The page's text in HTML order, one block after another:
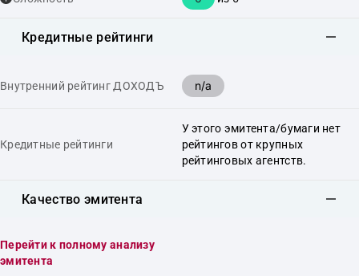
Кредитные рейтинги
Внутренний рейтинг ДОХОДЪ n/a
Кредитные рейтинги
У этого эмитента/бумаги нет
рейтингов от крупных
рейтинговых агентств.
Качество эмитента
Перейти к полному анализу
эмитента